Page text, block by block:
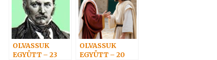
OLVASSUK
EGYÜTT – 23
OLVASSUK
EGYÜTT – 20